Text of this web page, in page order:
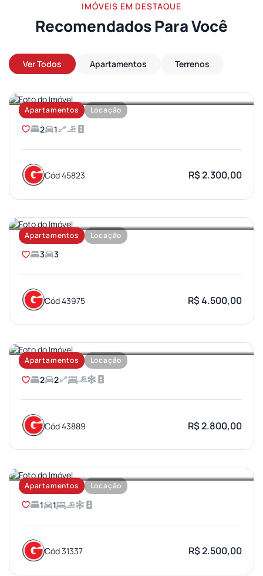
IMÓVEIS EM DESTAQUE
Recomendados Para Você
Ver Todos Apartamentos Terrenos
Apartamentos Locação
AEROPORTO
2 1
Cód 45823 R$ 2.300,00
Apartamentos Locação
JARDIM AMERICA
3 3
Cód 43975 R$ 4.500,00
Apartamentos Locação
AEROPORTO
2 2
Cód 43889 R$ 2.800,00
Apartamentos Locação
VILA AVIAÇAO
1 1
Cód 31337 R$ 2.500,00